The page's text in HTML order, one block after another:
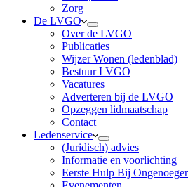
Zorg
De LVGO
Over de LVGO
Publicaties
Wijzer Wonen (ledenblad)
Bestuur LVGO
Vacatures
Adverteren bij de LVGO
Opzeggen lidmaatschap
Contact
Ledenservice
(Juridisch) advies
Informatie en voorlichting
Eerste Hulp Bij